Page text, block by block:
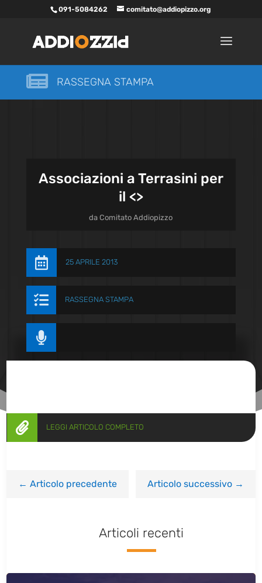
091-5084262 comitato@addiopizzo.org
 RASSEGNA STAMPA
Associazioni a Terrasini per
il <>
daComitato Addiopizzo
 25 APRILE 2013
 RASSEGNA STAMPA

 LEGGI ARTICOLO COMPLETO
←Articolo precedente Articolo successivo→
Articoli recenti